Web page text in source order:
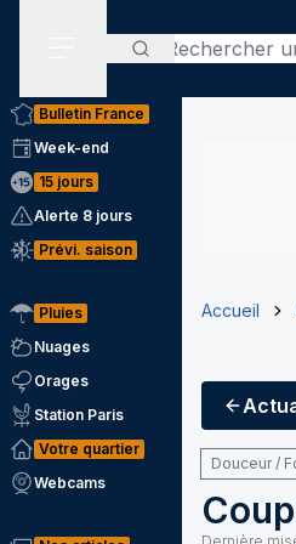
Rechercher
Bulletin France
Week-end
15 jours
Alerte 8 jours
Prévi. saison
Pluies
Nuages
Orages
Station Paris
Votre quartier
Webcams
Accueil
Douceur /